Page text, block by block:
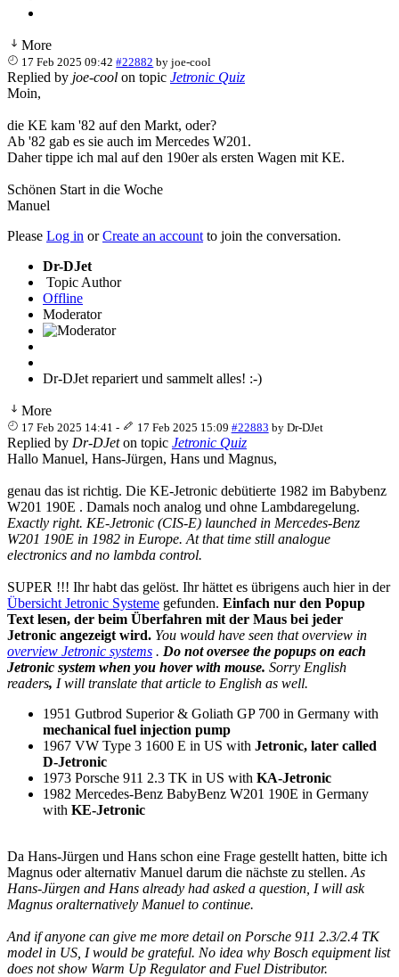
More
17 Feb 2025 09:42 #22882 byjoe-cool
Replied by joe-cool on topic Jetronic Quiz
Moin,
die KE kam '82 auf den Markt, oder?
Ab '82 gab es sie auch im Mercedes W201.
Daher tippe ich mal auf den 190er als ersten Wagen mit KE.
Schönen Start in die Woche
Manuel
Please Log in orCreate an account to join the conversation.
Dr-DJet
Topic Author
Offline
Moderator
Dr-DJet repariert und sammelt alles! :-)
More
17 Feb 2025 14:41 - 17 Feb 2025 15:09 #22883 by Dr-DJet
Replied by Dr-DJeton topic Jetronic Quiz
Hallo Manuel, Hans-Jürgen, Hans und Magnus,
genau das ist richtig. Die KE-Jetronic debütierte 1982 im Babybenz
W201 190E . Damals noch analog und ohne Lambdaregelung.
Exactly right. KE-Jetronic (CIS-E) launched in Mercedes-Benz
W201 190E in 1982 in Europe. At that time still analogue
electronics and no lambda control.
SUPER !!! Ihr habt das gelöst. Ihr hättet es übrigens auch hier in der
Übersicht Jetronic Systeme gefunden. Einfach nur den Popup
Text lesen, der beim Überfahren mit der Maus bei jeder
Jetronic angezeigt wird. You would have seen that overview in
overview Jetronic systems . Do not oversee the popups on each
Jetronic system when you hover with mouse. Sorry English
readers, I will translate that article to English as well.
1951 Gutbrod Superior & Goliath GP 700 in Germany with
mechanical fuel injection pump
1967 VW Type 3 1600 E in US with Jetronic, later called
D-Jetronic
1973 Porsche 911 2.3 TK in US with KA-Jetronic
1982 Mercedes-Benz BabyBenz W201 190E in Germany
with KE-Jetronic
Da Hans-Jürgen und Hans schon eine Frage gestellt hatten, bitte ich
Magnus oder alternativ Manuel darum die nächste zu stellen. As
Hans-Jürgen and Hans already had asked a question, I will ask
Magnus oralternatively Manuel to continue.
And if anyone can give me more detail on Porsche 911 2.3/2.4 TK
model in US, I would be grateful. No idea why Bosch equipment list
does not show Warm Up Regulator and Fuel Distributor.